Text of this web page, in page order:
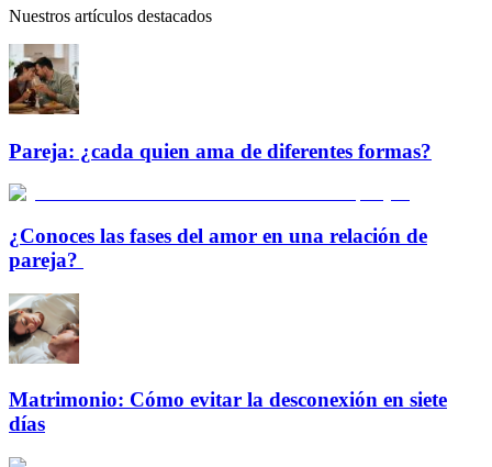
Nuestros artículos destacados
Pareja: ¿cada quien ama de diferentes formas?
¿Conoces las fases del amor en una relación de
pareja?
Matrimonio: Cómo evitar la desconexión en siete
días